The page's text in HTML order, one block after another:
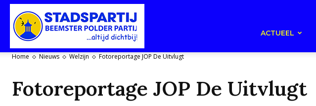
ACTUEEL
Home Nieuws Welzijn Fotoreportage JOP De Uitvlugt
Fotoreportage JOP De Uitvlugt